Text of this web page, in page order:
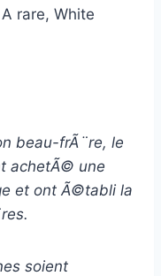
rare, White
beau-frÃ¨re, le
achetÃ© une
et ont Ã©tabli la
soient